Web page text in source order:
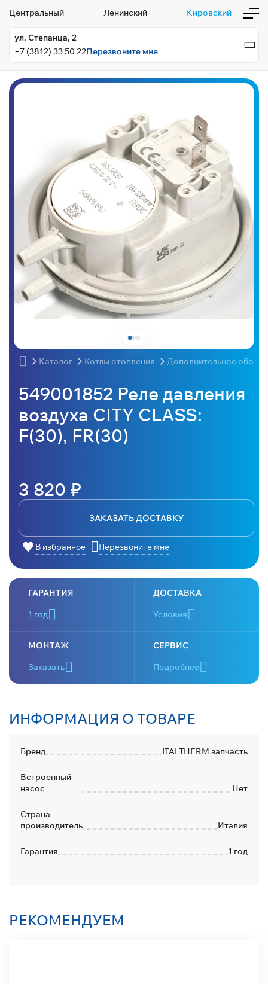
Центральный Ленинский Кировский
ул. Степанца, 2
+7 (3812) 33 50 22Перезвоните мне
Каталог Котлы отопления Дополнительное
549001852 Реле давления
воздуха CITY CLASS:
F(30), FR(30)
3 820 ₽
ЗАКАЗАТЬ ДОСТАВКУ
В избранное Перезвоните мне
ГАРАНТИЯ
1 год
ДОСТАВКА
Условия
МОНТАЖ
Заказать
СЕРВИС
Подробнее
ИНФОРМАЦИЯ О ТОВАРЕ
Бренд ITALTHERM запчасть
Встроенный
насос
Нет
Страна-
производитель
Италия
Гарантия 1 год
РЕКОМЕНДУЕМ